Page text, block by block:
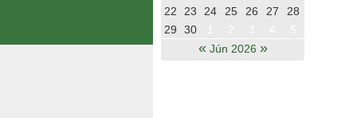
« Jún 2026 »
22
23 24 25 26 27
28
29
30